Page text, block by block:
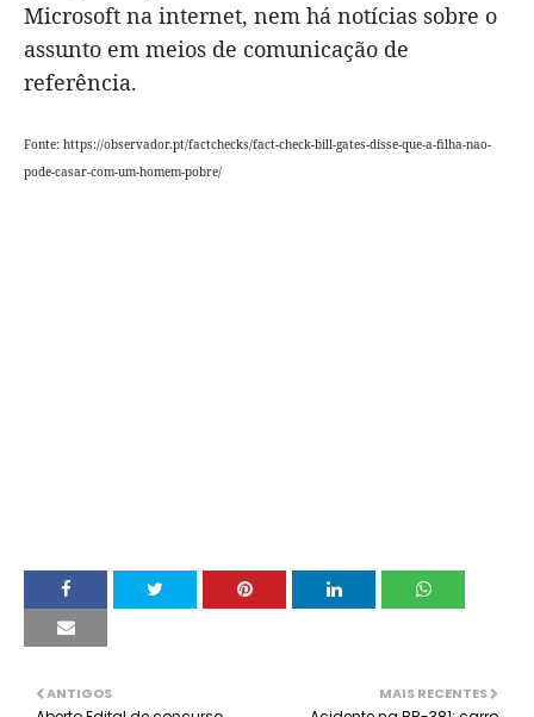
Microsoft na internet, nem há notícias sobre o
assunto em meios de comunicação de
referência.
Fonte: https://observador.pt/factchecks/fact-check-bill-gates-disse-que-a-filha-nao-
pode-casar-com-um-homem-pobre/
MAIS RECENTES
ANTIGOS